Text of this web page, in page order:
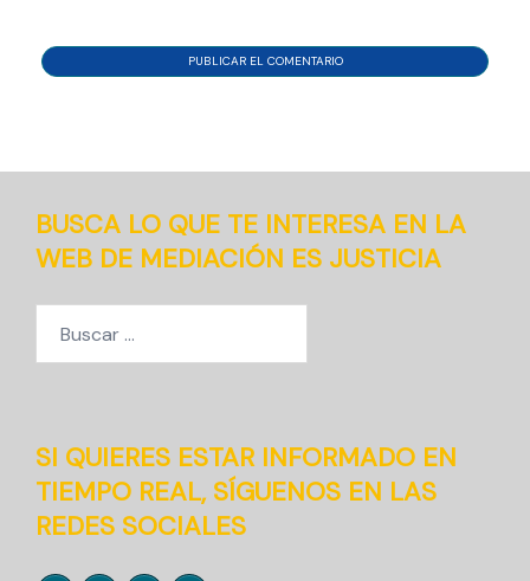
BUSCA LO QUE TE INTERESA EN LA
WEB DE MEDIACIÓN ES JUSTICIA
SI QUIERES ESTAR INFORMADO EN
TIEMPO REAL, SÍGUENOS EN LAS
REDES SOCIALES